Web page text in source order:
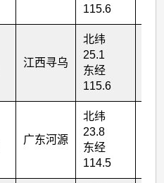
115.6
江西寻乌
北纬
25.1
东经
115.6
广东河源
北纬
23.8
东经
114.5